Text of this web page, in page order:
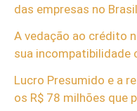
das empresas no Brasil
A vedação ao crédito
sua incompatibilidade
Lucro Presumido e a
os R$ 78 milhões que